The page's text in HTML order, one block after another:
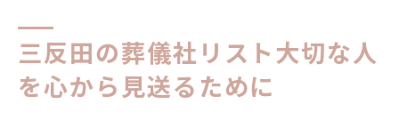
三反田の葬儀社リスト大切な人
を心から見送るために